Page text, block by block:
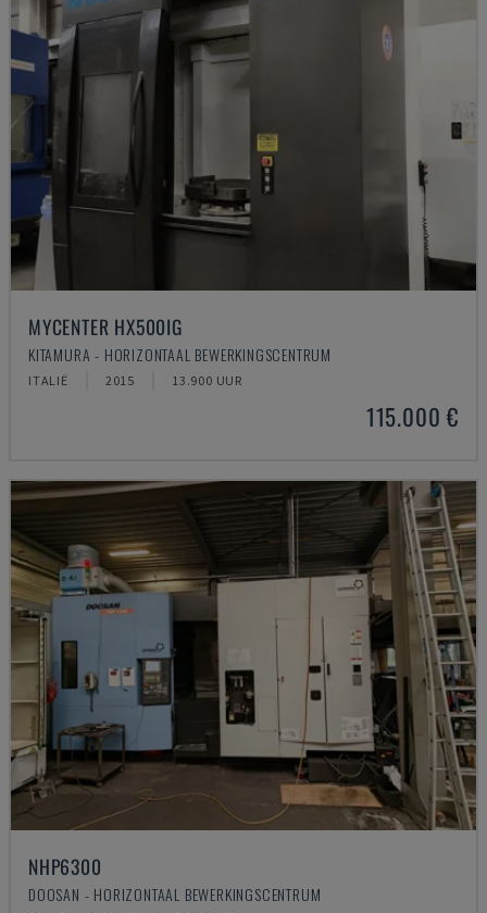
MYCENTER HX500IG
KITAMURA - HORIZONTAAL BEWERKINGSCENTRUM
ITALIË 2015 13.900 UUR
115.000 €
NHP6300
DOOSAN - HORIZONTAAL BEWERKINGSCENTRUM